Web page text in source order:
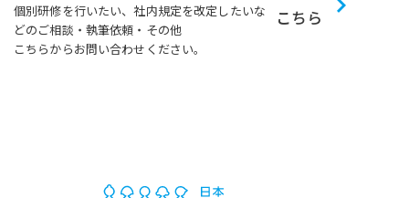
個別研修を行いたい、社内規定を改定したいな
どのご相談・執筆依頼・その他
こちらからお問い合わせください。
こちら